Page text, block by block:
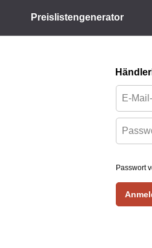
Preislistengenerator
Passwort